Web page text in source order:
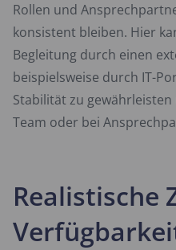
Rollen und
konsistent bleiben. Hier
Begleitung durch einen
beispielsweise durch IT-
Stabilität zu
Team oder bei
Realistische